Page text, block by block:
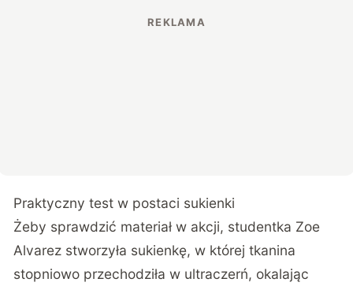
Praktyczny test w postaci sukienki
Żeby sprawdzić materiał w akcji, studentka Zoe
Alvarez stworzyła sukienkę, w której tkanina
stopniowo przechodziła w ultraczerń, okalając